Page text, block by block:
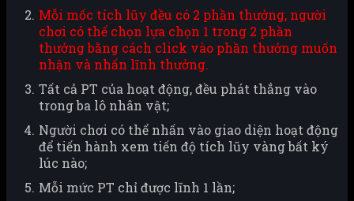
Mỗi mốc tích lũy đều có 2 phần thưởng, người
chơi có thể chọn lựa chọn 1 trong 2 phần
thưởng bằng cách click vào phần thưởng muốn
nhận và nhấn lĩnh thưởng.
Tất cả PT của hoạt động, đều phát thẳng vào
trong ba lô nhân vật;
Người chơi có thể nhấn vào giao diện hoạt động
để tiến hành xem tiến độ tích lũy vàng bất ký
lúc nào;
Mỗi mức PT chỉ được lĩnh 1 lần;